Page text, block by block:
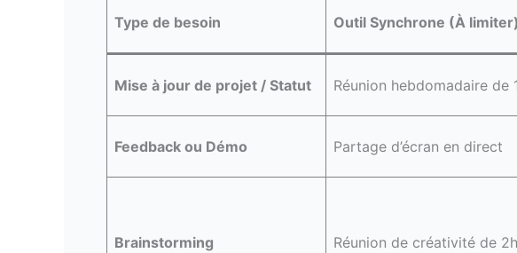
Type de besoin Outil Synchrone (À limiter)
Mise à jour de projet / Statut Réunion hebdomadaire de
Feedback ou Démo Partage d’écran en direct
Brainstorming Réunion de créativité de 2h